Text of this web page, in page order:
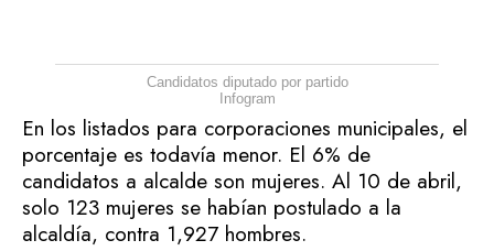
Candidatos diputado por partido
Infogram
En los listados para corporaciones municipales, el
porcentaje es todavía menor. El 6% de
candidatos a alcalde son mujeres. Al 10 de abril,
solo 123 mujeres se habían postulado a la
alcaldía, contra 1,927 hombres.